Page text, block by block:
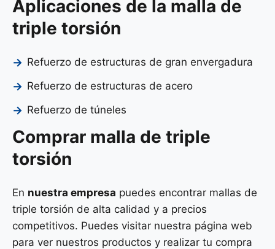
Aplicaciones de la malla de
triple torsión
Refuerzo de estructuras de gran envergadura
Refuerzo de estructuras de acero
Refuerzo de túneles
Comprar malla de triple
torsión
En nuestra empresa puedes encontrar mallas de
triple torsión de alta calidad y a precios
competitivos. Puedes visitar nuestra página web
para ver nuestros productos y realizar tu compra